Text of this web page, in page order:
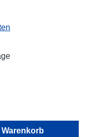
Warenkorb